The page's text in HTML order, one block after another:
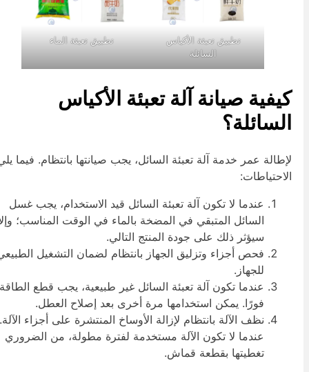
تطبيق تعبئة الأكياس
السائلة
تطبيق تعبئة الماء
كيفية صيانة آلة تعبئة الأكياس
السائلة؟
لإطالة عمر خدمة آلة تعبئة السائل، يجب صيانتها بانتظام. فيما يلي
الاحتياطات:
عندما لا تكون آلة تعبئة السائل قيد الاستخدام، يجب غسل
السائل المتبقي في المضخة بالماء في الوقت المناسب؛ وإلا،
سيؤثر ذلك على جودة المنتج التالي.
فحص أجزاء وتزليق الجهاز بانتظام لضمان التشغيل الطبيعي
للجهاز.
عندما تكون آلة تعبئة السائل غير طبيعية، يجب قطع الطاقة
فورًا. يمكن استخدامها مرة أخرى بعد إصلاح العطل.
نظف الآلة بانتظام لإزالة الأوساخ المنتشرة على أجزاء الآلة.
عندما لا تكون الآلة مستخدمة لفترة مطولة، من الضروري
تغطيتها بقطعة قماش.